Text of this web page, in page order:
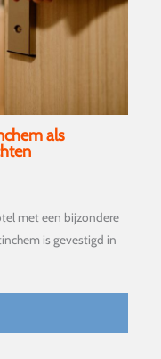
als
met een bijzondere
is gevestigd in